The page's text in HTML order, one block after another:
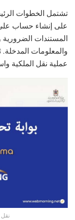
تشتمل الخطوات
المستندات الضرورية
والمعلومات المدخلة.
عملية نقل الملكية